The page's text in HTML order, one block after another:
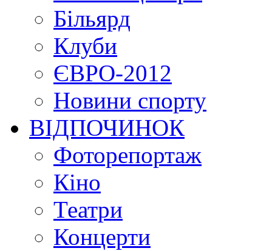
Більярд
Клуби
ЄВРО-2012
Новини спорту
ВІДПОЧИНОК
Фоторепортаж
Кіно
Театри
Концерти